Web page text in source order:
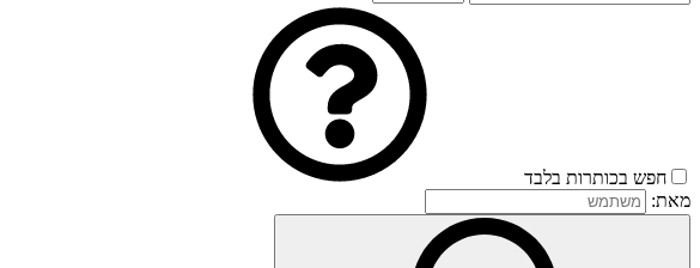
חפש בכותרות בלבד
מאת: